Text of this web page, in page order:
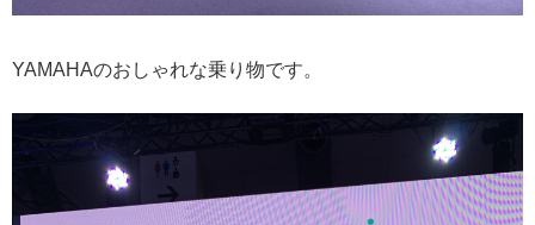
YAMAHAのおしゃれな乗り物です。